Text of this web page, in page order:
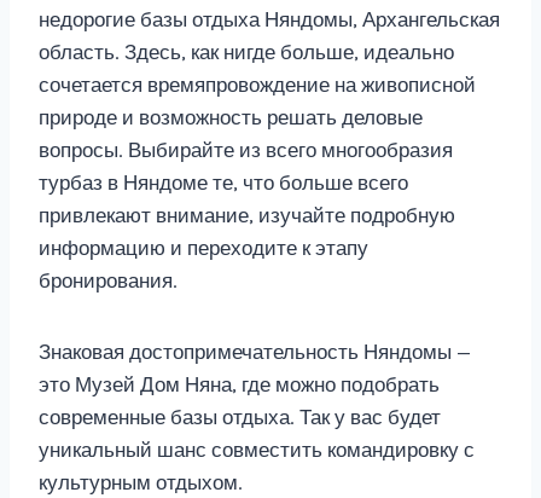
недорогие базы отдыха Няндомы, Архангельская
область. Здесь, как нигде больше, идеально
сочетается времяпровождение на живописной
природе и возможность решать деловые
вопросы. Выбирайте из всего многообразия
турбаз в Няндоме те, что больше всего
привлекают внимание, изучайте подробную
информацию и переходите к этапу
бронирования.
Знаковая достопримечательность Няндомы —
это Музей Дом Няна, где можно подобрать
современные базы отдыха. Так у вас будет
уникальный шанс совместить командировку с
культурным отдыхом.